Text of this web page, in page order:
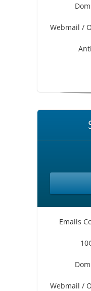
Webmail /
Emails
Webmail /